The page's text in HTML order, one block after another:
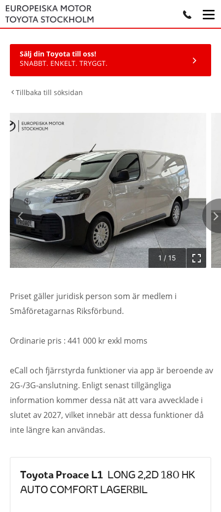
Sälj din Toyota till oss!
SNABBT. ENKELT. TRYGGT.
Tillbaka till söksidan
1 / 15
Priset gäller juridisk person som är medlem i
Småföretagarnas Riksförbund.
Ordinarie pris : 441 000 kr exkl moms
eCall och fjärrstyrda funktioner via app är beroende av
2G-/3G-anslutning. Enligt senast tillgängliga
information kommer dessa nät att vara avvecklade i
slutet av 2027, vilket innebär att dessa funktioner då
inte längre kan användas.
Toyota Proace L1 LONG 2,2D 180 HK
AUTO COMFORT LAGERBIL